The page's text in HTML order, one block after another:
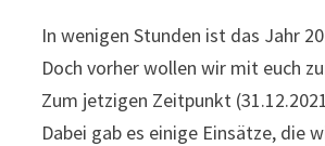
In wenigen Stunden ist das Jahr
Doch vorher wollen wir mit euch
Zum jetzigen Zeitpunkt
Dabei gab es einige Einsätze, die